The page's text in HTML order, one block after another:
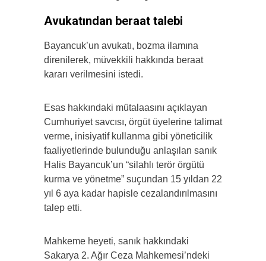
Avukatından beraat talebi
Bayancuk’un avukatı, bozma ilamına
direnilerek, müvekkili hakkında beraat
kararı verilmesini istedi.
Esas hakkındaki mütalaasını açıklayan
Cumhuriyet savcısı, örgüt üyelerine talimat
verme, inisiyatif kullanma gibi yöneticilik
faaliyetlerinde bulunduğu anlaşılan sanık
Halis Bayancuk’un “silahlı terör örgütü
kurma ve yönetme” suçundan 15 yıldan 22
yıl 6 aya kadar hapisle cezalandırılmasını
talep etti.
Mahkeme heyeti, sanık hakkındaki
Sakarya 2. Ağır Ceza Mahkemesi’ndeki